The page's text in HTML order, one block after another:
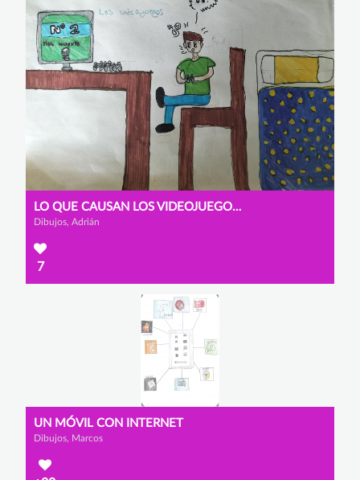
LO QUE CAUSAN LOS VIDEOJUEGOS EN INTERNET
Dibujos, Adrián
7
UN MÓVIL CON INTERNET
Dibujos, Marcos